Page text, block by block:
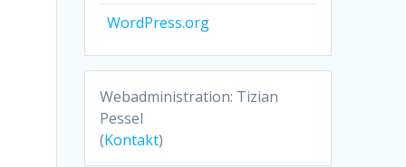
WordPress.org
Webadministration: Tizian
Pessel
(Kontakt)